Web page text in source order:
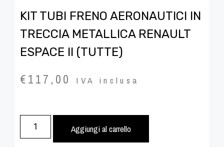
KIT TUBI FRENO AERONAUTICI IN
TRECCIA METALLICA RENAULT
ESPACE II (TUTTE)
€117,00 IVA inclusa
Aggiungi al carrello